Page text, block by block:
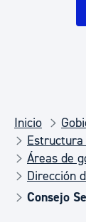
Inicio
Áreas de
Dirección
Consejo